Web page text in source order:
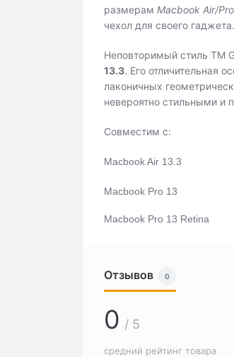
размерам Macbook Air/
чехол для своего гаджета.
Неповторимый стиль ТМ
13.3. Его отличительная
лаконичных
невероятно стильными и
Совместим с:
Macbook Air 13.3
Macbook Pro 13
Macbook Pro 13 Retina
Отзывов 0
0 / 5
средний рейтинг товара